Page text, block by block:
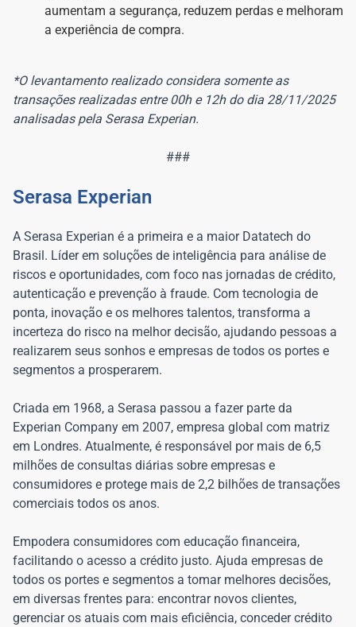
aumentam a segurança, reduzem perdas e melhoram
a experiência de compra.
*O levantamento realizado considera somente as
transações realizadas entre 00h e 12h do dia 28/11/2025
analisadas pela Serasa Experian.
###
Serasa Experian
A Serasa Experian é a primeira e a maior Datatech do
Brasil. Líder em soluções de inteligência para análise de
riscos e oportunidades, com foco nas jornadas de crédito,
autenticação e prevenção à fraude. Com tecnologia de
ponta, inovação e os melhores talentos, transforma a
incerteza do risco na melhor decisão, ajudando pessoas a
realizarem seus sonhos e empresas de todos os portes e
segmentos a prosperarem.
Criada em 1968, a Serasa passou a fazer parte da
Experian Company em 2007, empresa global com matriz
em Londres. Atualmente, é responsável por mais de 6,5
milhões de consultas diárias sobre empresas e
consumidores e protege mais de 2,2 bilhões de transações
comerciais todos os anos.
Empodera consumidores com educação financeira,
facilitando o acesso a crédito justo. Ajuda empresas de
todos os portes e segmentos a tomar melhores decisões,
em diversas frentes para: encontrar novos clientes,
gerenciar os atuais com mais eficiência, conceder crédito